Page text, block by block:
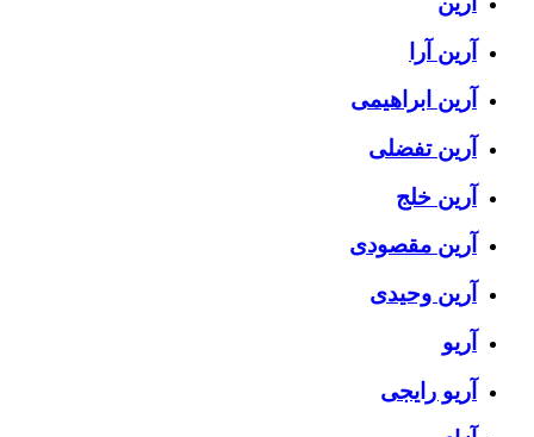
آرین آرا
آرین ابراهیمی
آرین تفضلی
آرین خلج
آرین مقصودی
آرین وحیدی
آریو
آریو رایجی